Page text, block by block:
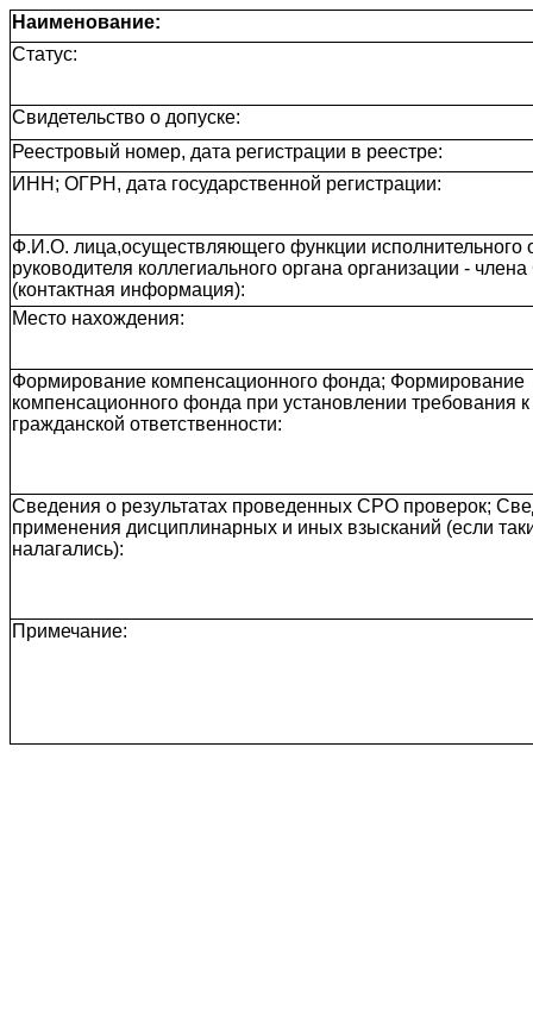
Наименование:
Статус:
Свидетельство о допуске:
Реестровый номер, дата регистрации в реестре:
ИНН; ОГРН, дата государственной регистрации:
Ф.И.О. лица,осуществляющего функции исполнительного
руководителя коллегиального органа организации -
(контактная информация):
Место нахождения:
Формирование компенсационного фонда; Формирование
компенсационного фонда при установлении требования
гражданской ответственности:
Сведения о результатах проведенных СРО проверок;
применения дисциплинарных и иных взысканий (если
налагались):
Примечание: